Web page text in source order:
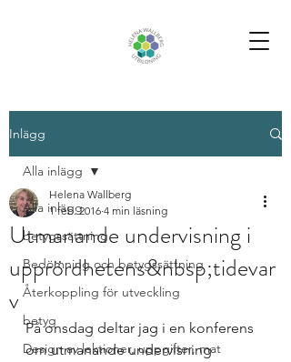
Inlägg
Alla inlägg
betygssättning
Bedömning och betygssättning
Återkoppling för utveckling
betyg
Design av lektioner, uppgifter, mat
Alla inlägg
Utmanande undervisning i
upprördhetens&nbsp;tidevar
v
Helena Wallberg
1 feb. 2016 4 min läsning
På onsdag deltar jag i en konferens
om utmanande undervisning